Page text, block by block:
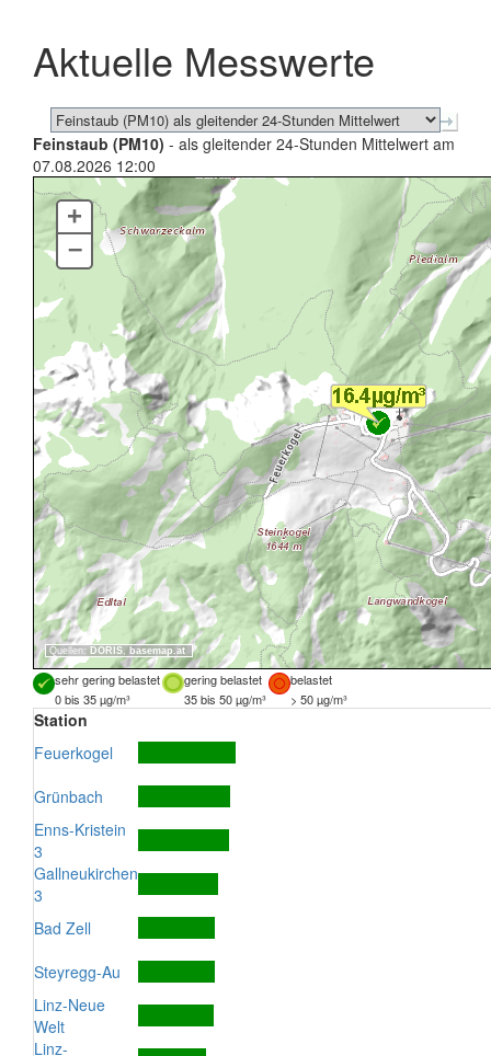
schließen
Aktuelle Messwerte
Feinstaub (PM10) - als gleitender 24-Stunden Mittelwert am
07.08.2026 12:00
Quellen: DORIS, basemap.at
+
–
sehr gering belastet gering belastet
belastet
0 bis 35 µg/m³
35 bis 50 µg/m³ > 50 µg/m³
Station
Feuerkogel
Grünbach
Enns-Kristein
3
Gallneukirchen
3
Bad Zell
Steyregg-Au
Linz-Neue
Welt
Linz-